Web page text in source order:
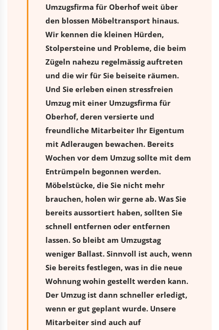
Umzugsfirma für Oberhof weit über
den blossen Möbeltransport hinaus.
Wir kennen die kleinen Hürden,
Stolpersteine und Probleme, die beim
Zügeln nahezu regelmässig auftreten
und die wir für Sie beiseite räumen.
Und Sie erleben einen stressfreien
Umzugmit einer Umzugsfirma für
Oberhof, deren versierte und
freundliche Mitarbeiter Ihr Eigentum
mit Adleraugen bewachen. Bereits
Wochen vor dem Umzug sollte mit dem
Entrümpeln begonnen werden.
Möbelstücke, die Sie nicht mehr
brauchen, holen wir gerne ab. Was Sie
bereits aussortiert haben, sollten Sie
schnell entfernen oder entfernen
lassen. So bleibt am Umzugstag
weniger Ballast. Sinnvoll ist auch, wenn
Sie bereits festlegen, was in die neue
Wohnung wohin gestellt werden kann.
Der Umzug ist dann schneller erledigt,
wenn er gut geplant wurde. Unsere
Mitarbeiter sind auch auf